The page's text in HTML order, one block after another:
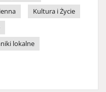
Kultura i Życie
lokalne